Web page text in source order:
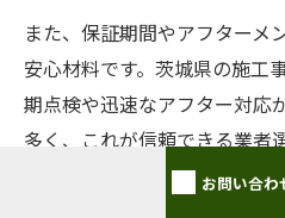
また、保証期間やアフターメ
安心材料です。茨城県の施工
期点検や迅速なアフター対応
多く、これが信頼できる業者
す。施工内容だけでなく、工
お問い合わ